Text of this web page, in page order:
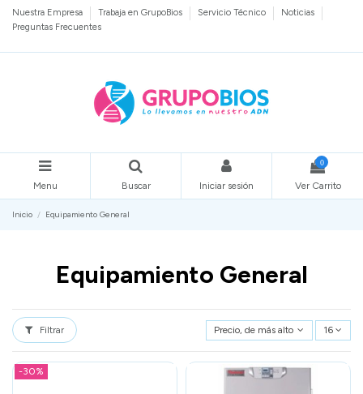
Nuestra Empresa Trabaja en GrupoBios Servicio Técnico
Noticias
Preguntas Frecuentes
Menu Buscar Iniciar sesión
0
Ver Carrito
Inicio Equipamiento General
Equipamiento General
Filtrar Precio, de más alto a más bajo
16
-30%